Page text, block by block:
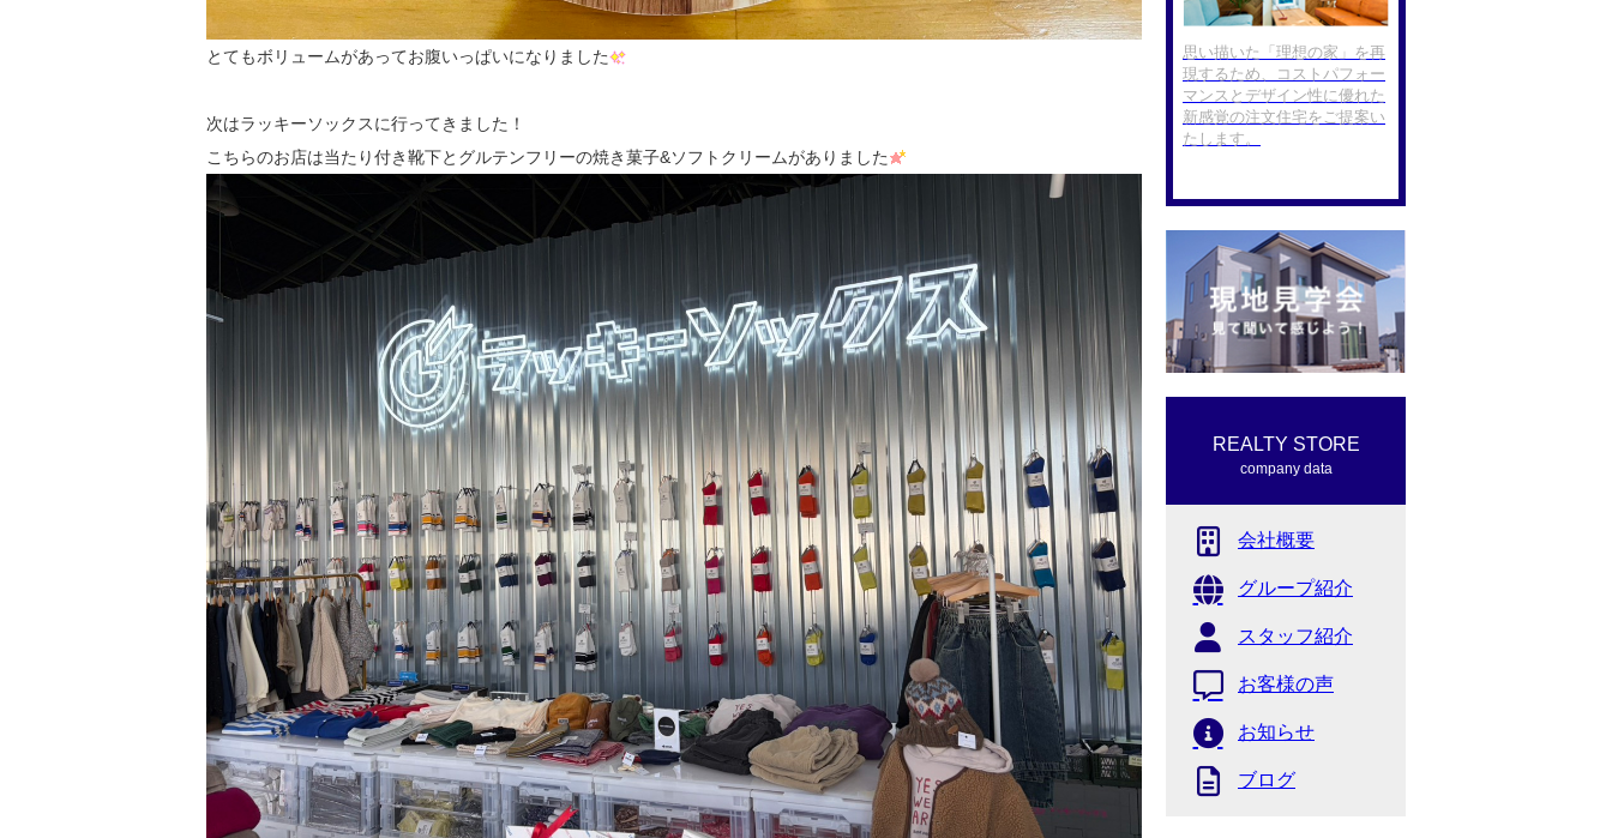
とてもボリュームがあってお腹いっぱいになりました
次はラッキーソックスに行ってきました！
こちらのお店は当たり付き靴下とグルテンフリーの焼き菓子&ソフトクリームがありました
思い描いた「理想の家」を再
現するため、コストパフォー
マンスとデザイン性に優れた
新感覚の注文住宅をご提案い
たします。
REALTY STORE
company data
会社概要
グループ紹介
スタッフ紹介
お客様の声
お知らせ
ブログ